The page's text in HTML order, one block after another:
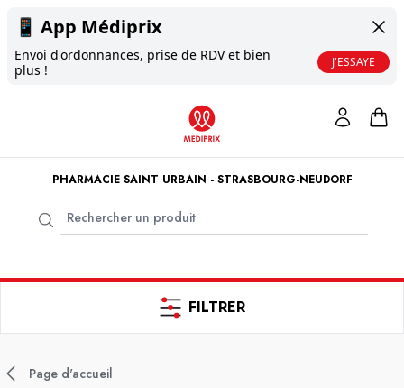
📱 App Médiprix
Envoi d'ordonnances, prise de RDV et bien
plus !
J'ESSAYE
PHARMACIE SAINT URBAIN - STRASBOURG-NEUDORF
FILTRER
Page d'accueil